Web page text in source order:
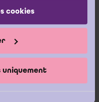
cookies
uniquement
een
deze neerlegt bij een
zichzelf reeds de notie
van artikel 141, 2°in
en